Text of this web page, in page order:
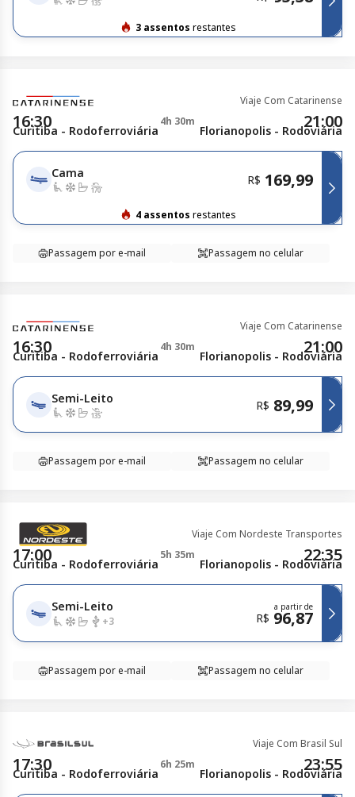
3 assentos restantes
Viaje Com Catarinense
16:30 4h 30m 21:00
Curitiba - Rodoferroviária Florianopolis - Rodoviária
Cama R$ 169,99
4 assentos restantes
Passagem por e-mail Passagem no celular
Viaje Com Catarinense
16:30 4h 30m 21:00
Curitiba - Rodoferroviária Florianopolis - Rodoviária
Semi-Leito R$ 89,99
Passagem por e-mail Passagem no celular
Viaje Com Nordeste Transportes
17:00 5h 35m 22:35
Curitiba - Rodoferroviária Florianopolis - Rodoviária
Semi-Leito
+3
a partir de
R$ 96,87
Passagem por e-mail Passagem no celular
Viaje Com Brasil Sul
17:30 6h 25m 23:55
Curitiba - Rodoferroviária Florianopolis - Rodoviária